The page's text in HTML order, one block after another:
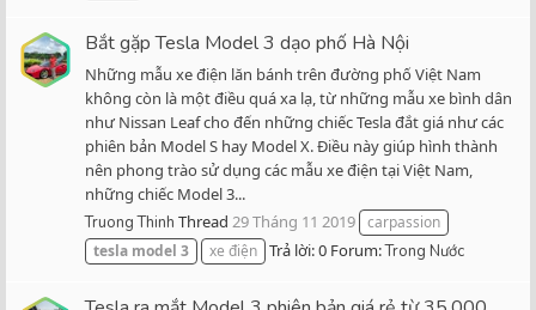
Bắt gặp Tesla Model 3 dạo phố Hà Nội
Những mẫu xe điện lăn bánh trên đường phố Việt Nam
không còn là một điều quá xa lạ, từ những mẫu xe bình dân
như Nissan Leaf cho đến những chiếc Tesla đắt giá như các
phiên bản Model S hay Model X. Điều này giúp hình thành
nên phong trào sử dụng các mẫu xe điện tại Việt Nam,
những chiếc Model 3...
Truong Thinh Thread 29 Tháng 11 2019 carpassion
tesla model 3 xe điện Trả lời: 0 Forum:Trong Nước